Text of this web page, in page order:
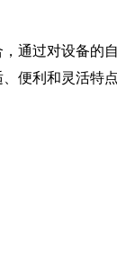
通过对设备的
便利和灵活特点